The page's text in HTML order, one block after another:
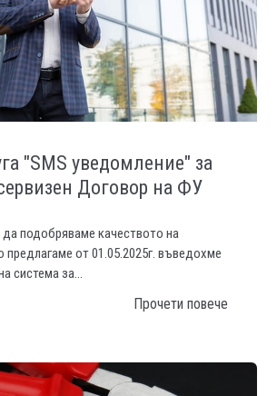
"SMS уведомление" за
Договор на ФУ
подобряваме качеството на
предлагаме от 01.05.2025г. въведохме
система за...
Прочети повече